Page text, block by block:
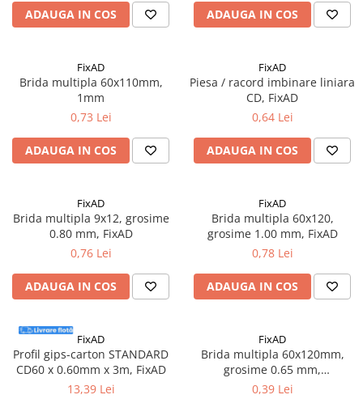
Acumulatori
Masini de gaurit si insurubat
Ferastraie circulare
Generatoare
Accesorii electrice
Amestecatoare electrice
Scule de mana
Ciocane si topoare
Dalti, spituri, leviere
Cuttere, cutite si foarfece
Accesorii si consumabile
si frezare
Biti
Burghie
Organizatoare
ADAUGA IN COS ADAUGA IN COS
FixAD
Brida multipla 60x110mm,
1mm
0,73 Lei
ADAUGA IN COS
FixAD
Piesa / racord imbinare liniara
CD, FixAD
0,64 Lei
ADAUGA IN COS
FixAD
Brida multipla 9x12, grosime
0.80 mm, FixAD
0,76 Lei
ADAUGA IN COS
FixAD
Brida multipla 60x120,
grosime 1.00 mm, FixAD
0,78 Lei
ADAUGA IN COS
FixAD
Profil gips-carton STANDARD
CD60 x 0.60mm x 3m, FixAD
13,39 Lei
FixAD
Brida multipla 60x120mm,
grosime 0.65 mm,
100buc/cutie - FixAD
0,39 Lei